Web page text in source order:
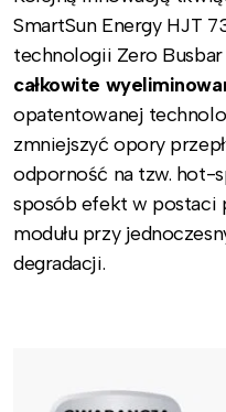
SmartSun Energy HJT
technologii Zero
całkowite
opatentowanej
zmniejszyć opory
odporność na tzw. hot-
sposób efekt w postaci
modułu przy
degradacji.